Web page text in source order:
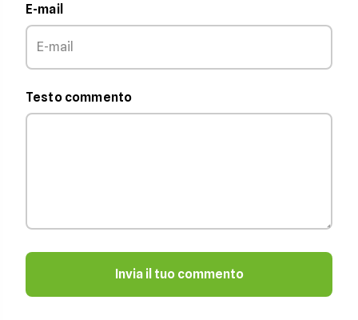
E-mail
Testo commento
Invia il tuo commento